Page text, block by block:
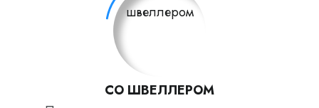
СО ШВЕЛЛЕРОМ